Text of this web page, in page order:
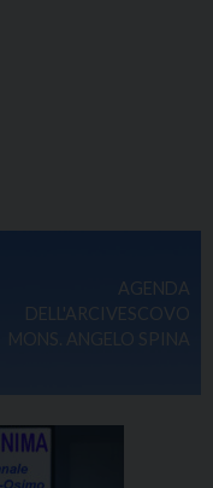
AGENDA
DELL'ARCIVESCOVO
MONS. ANGELO SPINA